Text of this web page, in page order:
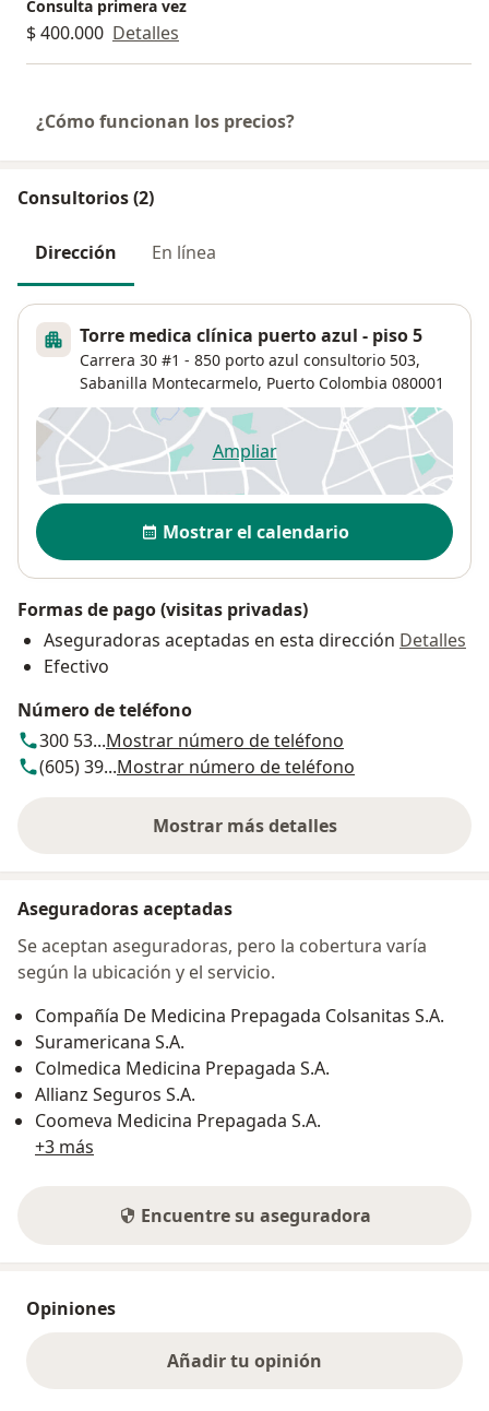
Consulta primera vez
$ 400.000 Detalles
¿Cómo funcionan los precios?
Consultorios (2)
Dirección En línea
Torre medica clínica puerto azul - piso 5
Carrera 30 #1 - 850 porto azul consultorio 503,
Sabanilla Montecarmelo, Puerto Colombia 080001
Ampliarse abre en una nueva
Disponibilidad
Mostrar el calendario
Formas de pago (visitas privadas)
Aseguradoras aceptadas en esta dirección Detalles
Efectivo
Número de teléfono
300 53...Mostrar número de teléfono
(605) 39...Mostrar número de teléfono
Mostrar más detalles
sobre la dirección
Aseguradoras aceptadas
Se aceptan aseguradoras, pero la cobertura varía
según la ubicación y el servicio.
Compañía De Medicina Prepagada Colsanitas S.A.
Suramericana S.A.
Colmedica Medicina Prepagada S.A.
Allianz Seguros S.A.
Coomeva Medicina Prepagada S.A.
+3 más
Encuentre su aseguradora
Opiniones
Añadir tu opinión